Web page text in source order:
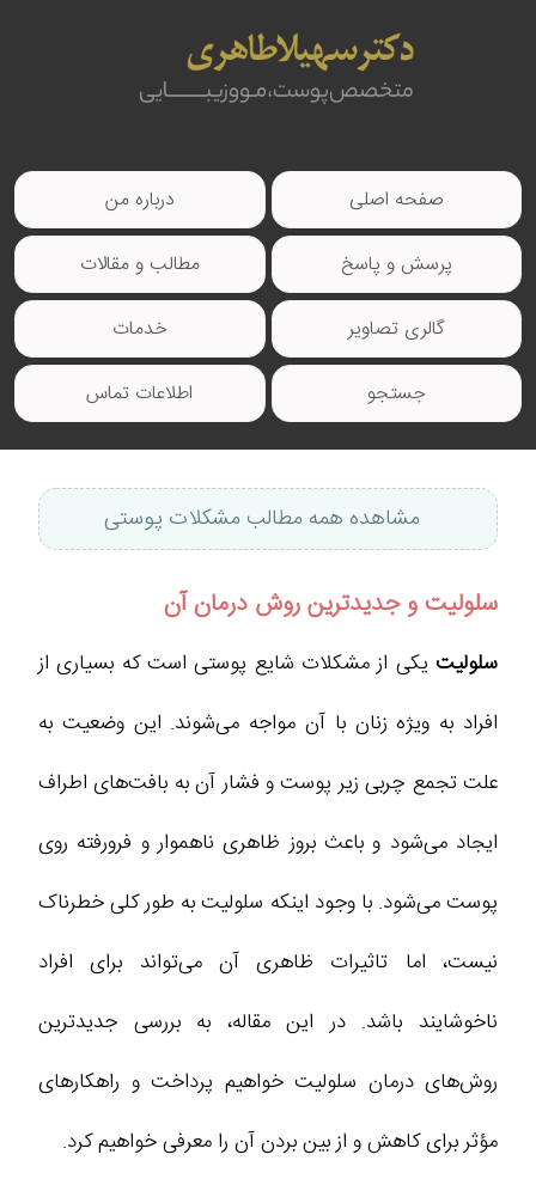
صفحه اصلی درباره من
پرسش و پاسخ مطالب و مقالات
گالری تصاویر خدمات
جستجو اطلاعات تماس
مشاهده همه مطالب مشکلات پوستی
سلولیت و جدیدترین روش درمان آن
سلولیت یکی از مشکلات شایع پوستی است که بسیاری از
افراد به ویژه زنان با آن مواجه می‌شوند. این وضعیت به
علت تجمع چربی زیر پوست و فشار آن به بافت‌های اطراف
ایجاد می‌شود و باعث بروز ظاهری ناهموار و فرورفته روی
پوست می‌شود. با وجود اینکه سلولیت به طور کلی خطرناک
نیست، اما تاثیرات ظاهری آن می‌تواند برای افراد
ناخوشایند باشد. در این مقاله، به بررسی جدیدترین
روش‌های درمان سلولیت خواهیم پرداخت و راهکارهای
مؤثر برای کاهش و از بین بردن آن را معرفی خواهیم کرد.